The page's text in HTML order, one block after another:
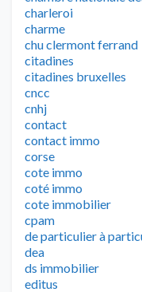
charleroi
charme
chu clermont ferrand
citadines
citadines bruxelles
cncc
cnhj
contact
contact immo
corse
cote immo
coté immo
cote immobilier
cpam
de particulier à
dea
ds immobilier
editus